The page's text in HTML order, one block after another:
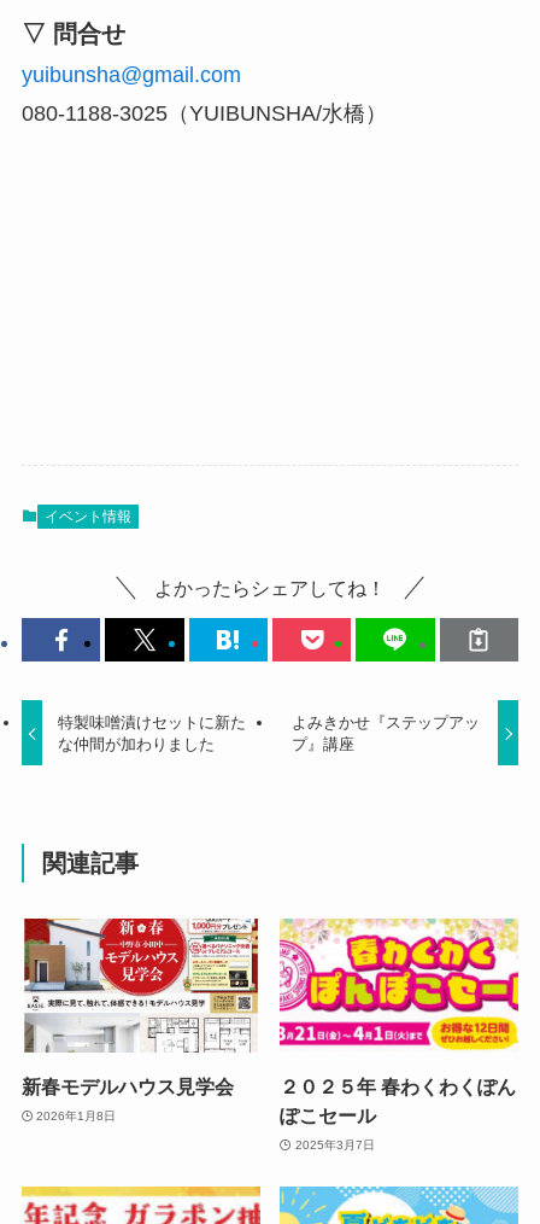
▽ 問合せ
yuibunsha@gmail.com
080-1188-3025（YUIBUNSHA/水橋）
イベント情報
よかったらシェアしてね！
特製味噌漬けセットに新た
な仲間が加わりました
よみきかせ『ステップアッ
プ』講座
関連記事
新春モデルハウス見学会
2026年1月8日
２０２５年 春わくわくぽん
ぽこセール
2025年3月7日